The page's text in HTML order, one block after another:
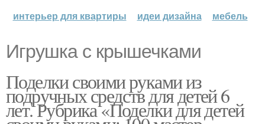
интерьер для квартиры
идеи дизайна мебель
Игрушка с крышечками
Поделки своими руками из
подручных средств для детей 6
лет. Рубрика «Поделки для детей